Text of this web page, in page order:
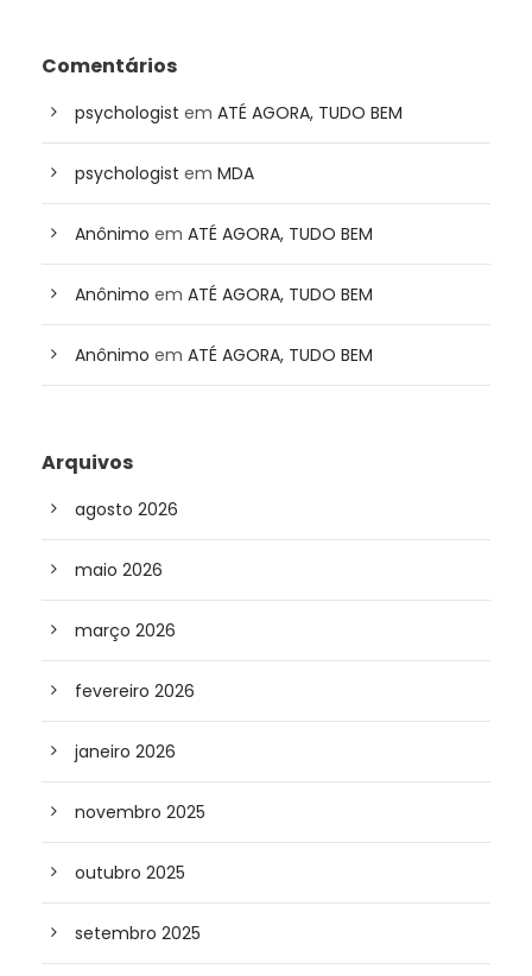
Comentários
psychologist em ATÉ AGORA, TUDO BEM
psychologist em MDA
Anônimo em ATÉ AGORA, TUDO BEM
Anônimo em ATÉ AGORA, TUDO BEM
Anônimo em ATÉ AGORA, TUDO BEM
Arquivos
agosto 2026
maio 2026
março 2026
fevereiro 2026
janeiro 2026
novembro 2025
outubro 2025
setembro 2025